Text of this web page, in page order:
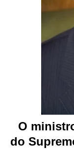
O
do